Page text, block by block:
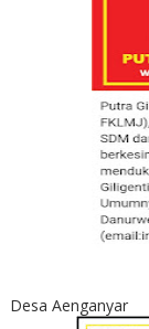
Desa Aenganyar